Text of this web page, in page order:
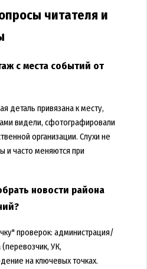
читателя и
с места событий от
деталь привязана к месту,
видели, сфотографировали
организации. Слухи не
и часто меняются при
новости района
проверок: администрация/
УК,
на ключевых точках.